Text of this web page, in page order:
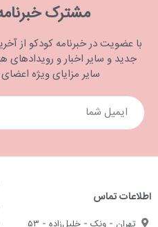
مشترک
با عضویت در خبرنامه کودکو از
جدید و سایر اخبار و رویدادهای
سایر مزایای ویژه
اطلاعات تماس
تهران - ونک - خلیل‌زاده - ۵۳